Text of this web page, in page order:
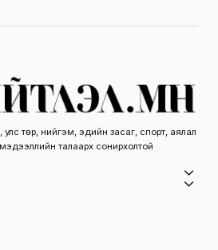
төр, нийгэм, эдийн засаг, спорт, аялал
талаарх сонирхолтой